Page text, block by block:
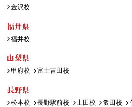
金沢校
福井県
福井校
山梨県
甲府校 富士吉田校
長野県
松本校 長野駅前校 上田校 飯田校